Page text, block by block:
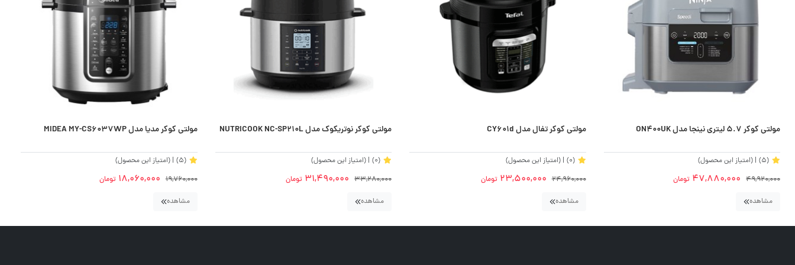
مولتی کوکر 5.7 لیتری نینجا مدل ON400UK
(5)
| (امتیاز این محصول)
49,920,000
47,880,000 تومان
مشاهده
مولتی کوکر تفال مدل CY601d
(0)
| (امتیاز این محصول)
24,960,000
23,500,000 تومان
مشاهده
مولتی کوکر نوتریکوک مدل NUTRICOOK NC-SP210L
(0)
| (امتیاز این محصول)
33,280,000
31,490,000 تومان
مشاهده
مولتی کوکر مدیا مدل MIDEA MY-CS6037WP
(5)
| (امتیاز این محصول)
19,760,000
18,060,000 تومان
مشاهده